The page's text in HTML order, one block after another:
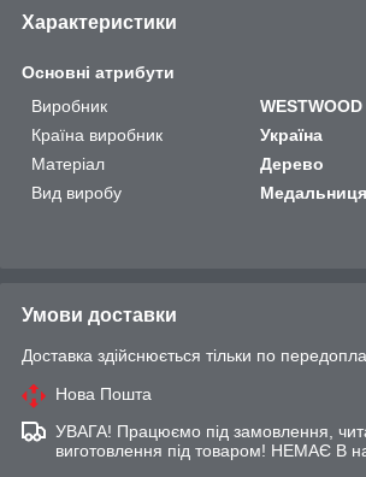
Характеристики
Основні атрибути
Виробник
Країна виробник
Україна
Матеріал
Дерево
Вид виробу
Медальниця
Умови доставки
Доставка здійснюється тільки по
Нова Пошта
УВАГА! Працюємо під замовлення,
виготовлення під товаром! НЕМАЄ В